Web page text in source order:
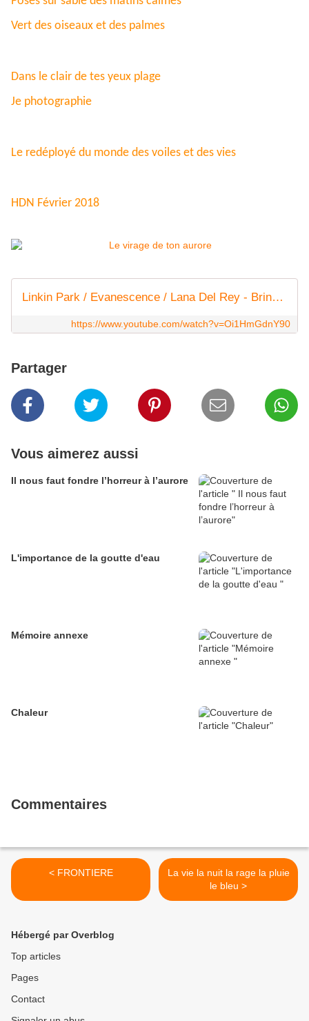
Vert des oiseaux et des palmes
Dans le clair de tes yeux plage
Je photographie
Le redéployé du monde des voiles et des vies
HDN Février 2018
Linkin Park / Evanescence / Lana Del Rey - Bring Death To Life (MASHUP VIDEO)
https://www.youtube.com/watch?v=Oi1HmGdnY90
Partager
Vous aimerez aussi
Il nous faut fondre l’horreur à l’aurore
L'importance de la goutte d'eau
Mémoire annexe
Chaleur
Commentaires
< FRONTIERE
La vie la nuit la rage la pluie
le bleu >
Hébergé par Overblog
Top articles
Pages
Contact